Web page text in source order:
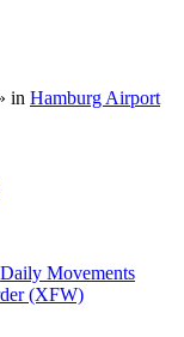
in Hamburg Airport
Daily Movements
(XFW)